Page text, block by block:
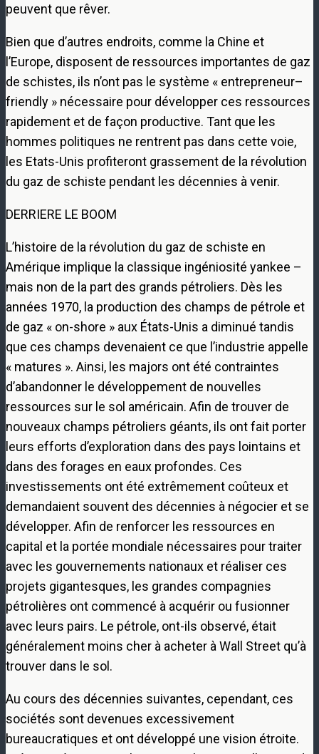
peuvent que rêver.
Bien que d’autres endroits, comme la Chine et
l’Europe, disposent de ressources importantes de gaz
de schistes, ils n’ont pas le système « entrepreneur–
friendly » nécessaire pour développer ces ressources
rapidement et de façon productive. Tant que les
hommes politiques ne rentrent pas dans cette voie,
les Etats-Unis profiteront grassement de la révolution
du gaz de schiste pendant les décennies à venir.
DERRIERE LE BOOM
L’histoire de la révolution du gaz de schiste en
Amérique implique la classique ingéniosité yankee –
mais non de la part des grands pétroliers. Dès les
années 1970, la production des champs de pétrole et
de gaz « on-shore » aux États-Unis a diminué tandis
que ces champs devenaient ce que l’industrie appelle
« matures ». Ainsi, les majors ont été contraintes
d’abandonner le développement de nouvelles
ressources sur le sol américain. Afin de trouver de
nouveaux champs pétroliers géants, ils ont fait porter
leurs efforts d’exploration dans des pays lointains et
dans des forages en eaux profondes. Ces
investissements ont été extrêmement coûteux et
demandaient souvent des décennies à négocier et se
développer. Afin de renforcer les ressources en
capital et la portée mondiale nécessaires pour traiter
avec les gouvernements nationaux et réaliser ces
projets gigantesques, les grandes compagnies
pétrolières ont commencé à acquérir ou fusionner
avec leurs pairs. Le pétrole, ont-ils observé, était
généralement moins cher à acheter à Wall Street qu’à
trouver dans le sol.
Au cours des décennies suivantes, cependant, ces
sociétés sont devenues excessivement
bureaucratiques et ont développé une vision étroite.